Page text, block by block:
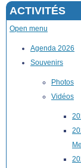
ACTIVITÉS
Open menu
Agenda 2026
Souvenirs
Photos
Vidéos